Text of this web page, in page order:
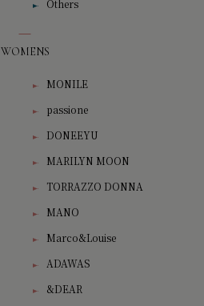
Others
WOMENS
MONILE
passione
DONEEYU
MARILYN MOON
TORRAZZO DONNA
MANO
Marco&Louise
ADAWAS
&DEAR